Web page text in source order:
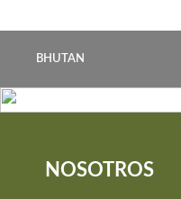
BHUTAN
NOSOTROS